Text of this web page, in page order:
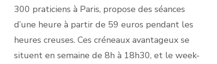
300 praticiens à Paris, propose des séances
d’une heure à partir de 59 euros pendant les
heures creuses. Ces créneaux avantageux se
situent en semaine de 8h à 18h30, et le week-